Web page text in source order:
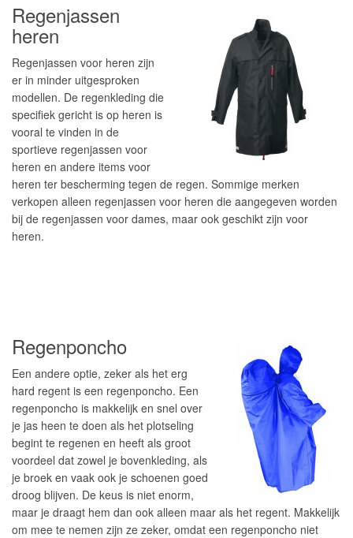
Regenjassen
heren
Regenjassen voor heren zijn
er in minder uitgesproken
modellen. De regenkleding die
specifiek gericht is op heren is
vooral te vinden in de
sportieve regenjassen voor
heren en andere items voor
heren ter bescherming tegen de regen. Sommige merken
verkopen alleen regenjassen voor heren die aangegeven worden
bij de regenjassen voor dames, maar ook geschikt zijn voor
heren.
Regenponcho
Een andere optie, zeker als het erg
hard regent is een regenponcho. Een
regenponcho is makkelijk en snel over
je jas heen te doen als het plotseling
begint te regenen en heeft als groot
voordeel dat zowel je bovenkleding, als
je broek en vaak ook je schoenen goed
droog blijven. De keus is niet enorm,
maar je draagt hem dan ook alleen maar als het regent. Makkelijk
om mee te nemen zijn ze zeker, omdat een regenponcho niet